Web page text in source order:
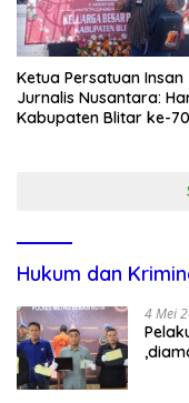
Ketua Persatuan Insan
Jurnalis Nusantara:
Kabupaten Blitar ke-
Hukum dan
4 Mei